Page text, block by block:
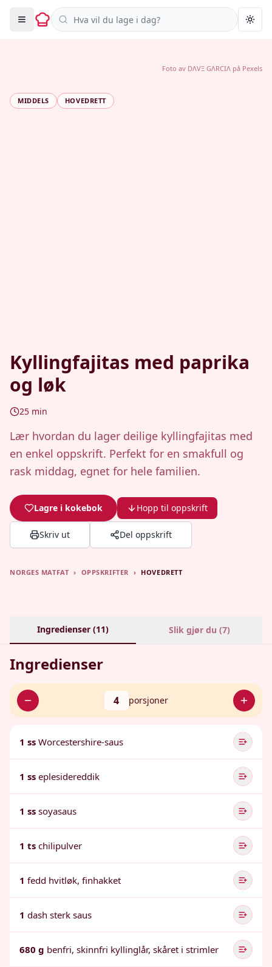
Søk i oppskrifter
MIDDELS HOVEDRETT
Kyllingfajitas med paprika
og løk
25 min
Lær hvordan du lager deilige kyllingfajitas med
en enkel oppskrift. Perfekt for en smakfull og
rask middag, egnet for hele familien.
Lagre i kokebok Hopp til oppskrift
Skriv ut Del oppskrift
Foto av DΛVΞ GΛRCIΛ på Pexels
NORGES MATFAT › OPPSKRIFTER › HOVEDRETT
Ingredienser (11) Slik gjør du (7)
Ingredienser
4 porsjoner
1 ss Worcestershire-saus
1 ss eplesidereddik
1 ss soyasaus
1 ts chilipulver
1 fedd hvitløk, finhakket
1 dash sterk saus
680 g benfri, skinnfri kyllinglår, skåret i strimler